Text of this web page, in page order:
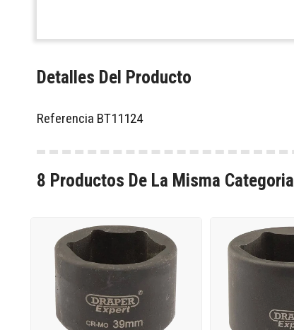
Detalles Del Producto
Referencia BT11124
8 Productos De La Misma Categoria